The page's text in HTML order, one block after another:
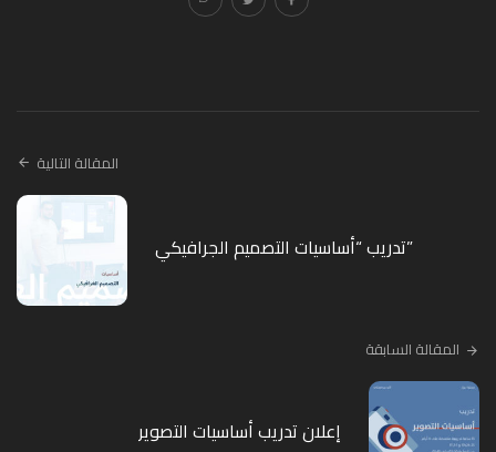
المقالة التالية
تدريب “أساسيات التصميم الجرافيكي”
المقالة السابقة
إعلان تدريب أساسيات التصوير